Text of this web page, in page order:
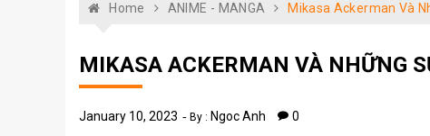
Home ANIME - MANGA Mikasa Ackerman Và
MIKASA ACKERMAN VÀ NHỮNG
January 10, 2023 By : Ngoc Anh 0